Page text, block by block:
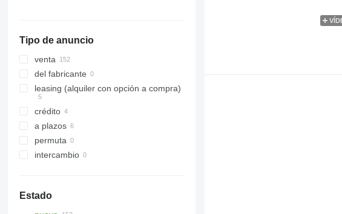
Tipo de anuncio
venta
del fabricante
leasing (alquiler con opción a compra)
crédito
a plazos
permuta
intercambio
Estado